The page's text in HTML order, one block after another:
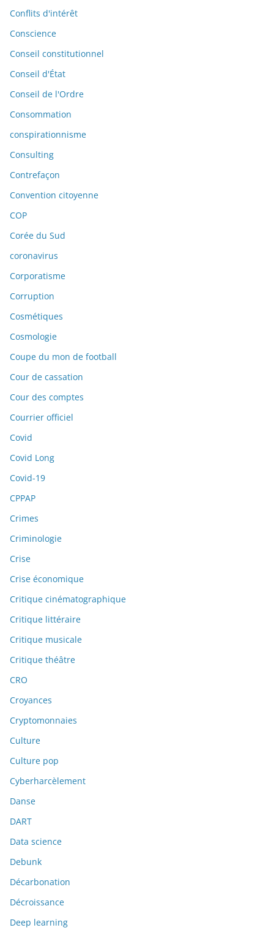
Conflits d'intérêt
Conscience
Conseil constitutionnel
Conseil d'État
Conseil de l'Ordre
Consommation
conspirationnisme
Consulting
Contrefaçon
Convention citoyenne
COP
Corée du Sud
coronavirus
Corporatisme
Corruption
Cosmétiques
Cosmologie
Coupe du mon de football
Cour de cassation
Cour des comptes
Courrier officiel
Covid
Covid Long
Covid-19
CPPAP
Crimes
Criminologie
Crise
Crise économique
Critique cinématographique
Critique littéraire
Critique musicale
Critique théâtre
CRO
Croyances
Cryptomonnaies
Culture
Culture pop
Cyberharcèlement
Danse
DART
Data science
Debunk
Décarbonation
Décroissance
Deep learning